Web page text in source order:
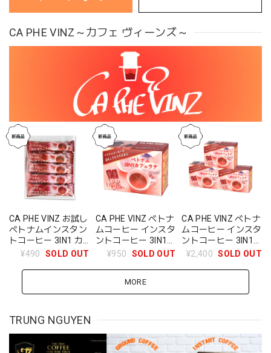
CA PHE VINZ～カフェ ヴィーンズ～
CA PHE VINZ お試し
ベトナムインスタン
トコーヒー 3IN1 カ
フェラテ 17g×10
¥490 SOLD OUT
CA PHE VINZ ベトナ
ムコーヒー インスタ
ントコーヒー 3IN1
カフェラテ 1箱
¥950 SOLD OUT
CA PHE VINZ ベトナ
ムコーヒー インスタ
ントコーヒー 3IN1
カフェラテ 3箱
¥2,400 SOLD OUT
MORE
TRUNG NGUYEN